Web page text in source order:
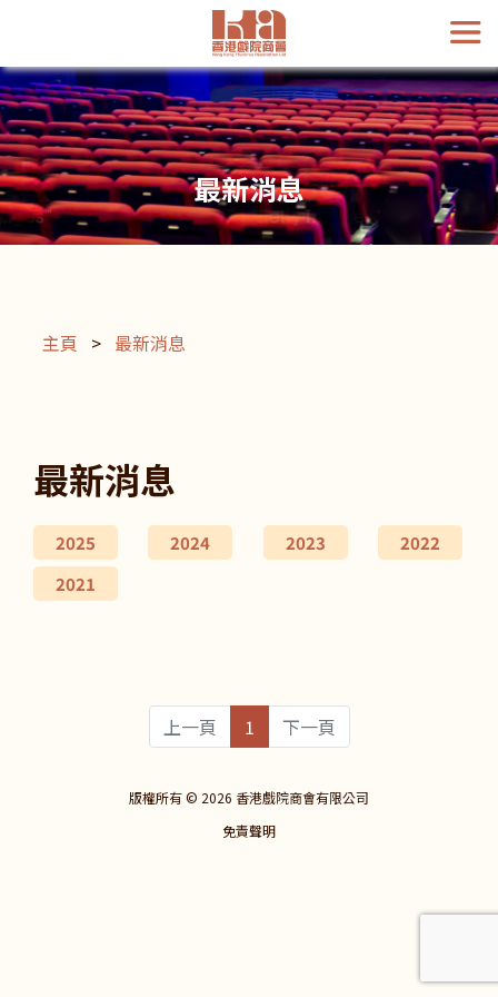
最新消息
主頁 > 最新消息
最新消息
2025 2024 2023
2022
2021
上一頁 1 下一頁
版權所有 © 2026 香港戲院商會有限公司
免責聲明